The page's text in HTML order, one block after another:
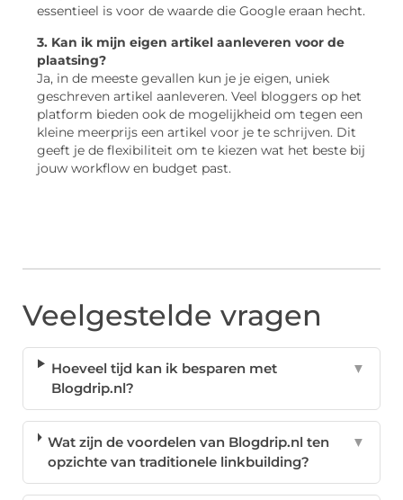
essentieel is voor de waarde die Google eraan hecht.
3. Kan ik mijn eigen artikel aanleveren voor de
plaatsing?
Ja, in de meeste gevallen kun je je eigen, uniek
geschreven artikel aanleveren. Veel bloggers op het
platform bieden ook de mogelijkheid om tegen een
kleine meerprijs een artikel voor je te schrijven. Dit
geeft je de flexibiliteit om te kiezen wat het beste bij
jouw workflow en budget past.
Veelgestelde vragen
Hoeveel tijd kan ik besparen met
Blogdrip.nl?
▼
Wat zijn de voordelen van Blogdrip.nl ten
opzichte van traditionele linkbuilding?
▼